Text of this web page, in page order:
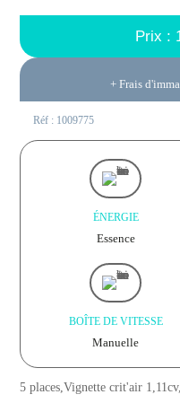
Prix :
+ Frais
Réf : 1009775
ÉNERGIE
Essence
BOÎTE DE VITESSE
Manuelle
5 places,Vignette crit'air 1,